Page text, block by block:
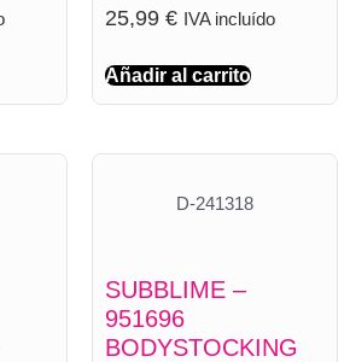
25,99 € IVA incluído
Añadir al carrito
D-241318
SUBBLIME –
951696
BODYSTOCKING